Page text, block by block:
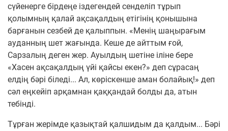
сүйенерге бірдеңе іздегендей сенделіп тұрып
қолымның қалай ақсақалдың етігінің қонышына
барғанын сезбей де қалыппын. «Менің шаңырағым
ауданның шет жағында. Кеше де айттым ғой,
Сарзалың деген жер. Ауылдың шетіне іліне бере
«Хасен ақсақалдың үйі қайсы екен?» деп сұрасаң
елдің бәрі біледі... Ал, көріскенше аман болайық!» деп
сәл еңкейіп арқамнан қаққандай болды да, атын
тебінді.
Тұрған жерімде қазықтай қалшидым да қалдым... Бәрі